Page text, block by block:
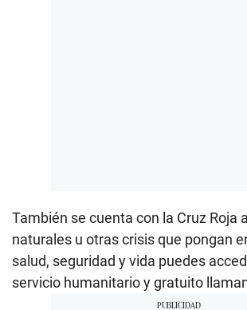
También se cuenta con la Cruz Roja
naturales u otras crisis que pongan
salud, seguridad y vida puedes
servicio humanitario y gratuito